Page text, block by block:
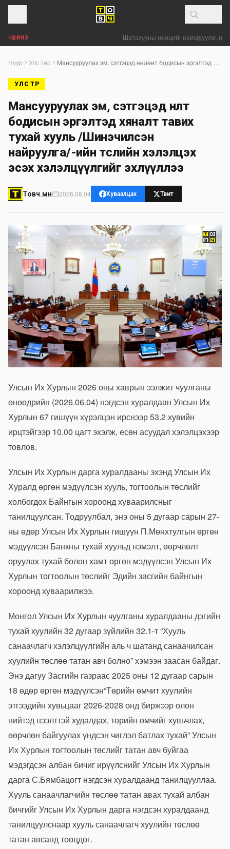
ШИНЭ Шатахууны нөөцийг нэмэгдүүлж,
Нүүр Улс төр
УЛС ТӨР
Мансууруулах эм, сэтгэцэд нөлөөт
бодисын эргэлтэд хяналт тавих
тухай хууль /Шинэчилсэн
найруулга/-ийн төслийн хэлэлцэх
эсэх хэлэлцүүлгийг эхлүүллээ
Товч.мн 2026.06.04 Хуваалцах Твит
Улсын Их Хурлын 2026 оны хаврын ээлжит чуулганы
өнөөдрийн (2026.06.04) нэгдсэн хуралдаан Улсын Их
Хурлын 67 гишүүн хүрэлцэн ирснээр53.2 хувийн
ирцтэйгээр 10.00 цагт эхэлж, есөн асуудал хэлэлцэхээр
товлов.
Улсын Их Хурлын дарга хуралдааны эхэнд Улсын Их
Хуралд өргөн мэдүүлсэн хууль, тогтоолын төслийг
холбогдох Байнгын хороонд хуваарилсныг
танилцуулсан. Тодруулбал, энэ оны 5 дугаар сарын 27-
ны өдөр Улсын Их Хурлын гишүүн П.Мөнхтулгын өргөн
мэдүүлсэн Банкны тухай хуульд нэмэлт, өөрчлөлт
оруулах тухай болон хамт өргөн мэдүүлсэн Улсын Их
Хурлын тогтоолын төслийг Эдийн засгийн байнгын
хороонд хуваарилжээ.
Монгол Улсын Их Хурлын чуулганы хуралдааны дэгийн
тухай хуулийн 32 дугаар зүйлийн 32.1-т “Хууль
санаачлагч хэлэлцүүлгийн аль ч шатанд санаачилсан
хуулийн төслөө татан авч болно” хэмээн заасан байдаг.
Энэ дагуу Засгийн газраас 2025 оны 12 дугаар сарын
18 өдөрөргөн мэдүүлсэн“Төрийн өмчит хуулийн
этгээдийн хувьцааг 2026-2028 онд биржээр олон
нийтэд нээлттэй худалдах, төрийн өмчийг хувьчлах,
өөрчлөн байгуулах үндсэн чиглэл батлах тухай” Улсын
Их Хурлын тогтоолын төслийг татан авч буйгаа
мэдэгдсэн албан бичиг ирүүлснийг Улсын Их Хурлын
дарга С.Бямбацогт нэгдсэн хуралдаанд танилцууллаа.
Хууль санаачлагчийн төслөө татан авах тухай албан
бичгийг Улсын Их Хурлын дарга нэгдсэн хуралдаанд
танилцуулснаар хууль санаачлагч хуулийн төслөө
татан авсанд тооцдог.